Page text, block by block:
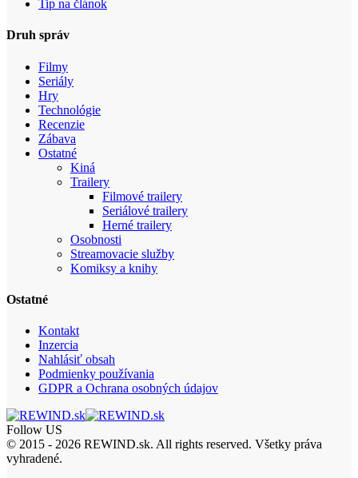
Tip na článok
Druh správ
Filmy
Seriály
Hry
Technológie
Recenzie
Zábava
Ostatné
Kiná
Trailery
Filmové trailery
Seriálové trailery
Herné trailery
Osobnosti
Streamovacie služby
Komiksy a knihy
Ostatné
Kontakt
Inzercia
Nahlásiť obsah
Podmienky používania
GDPR a Ochrana osobných údajov
Follow US
© 2015 - 2026 REWIND.sk. All rights reserved. Všetky práva
vyhradené.